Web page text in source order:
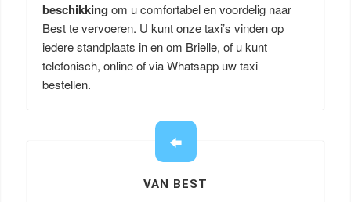
beschikking om u comfortabel en voordelig naar
Best te vervoeren. U kunt onze taxi’s vinden op
iedere standplaats in en om Brielle, of u kunt
telefonisch, online of via Whatsapp uw taxi
bestellen.
VAN BEST